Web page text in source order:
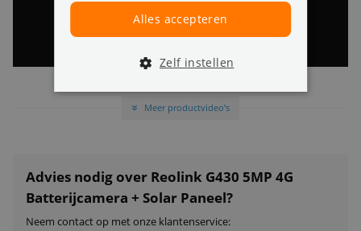
» Meer productvideo’s
Advies nodig over Reolink G430 5MP 4G
Batterijcamera + Solar Paneel?
Neem contact op met onze klantenservice:
Alles accepteren
Zelf instellen